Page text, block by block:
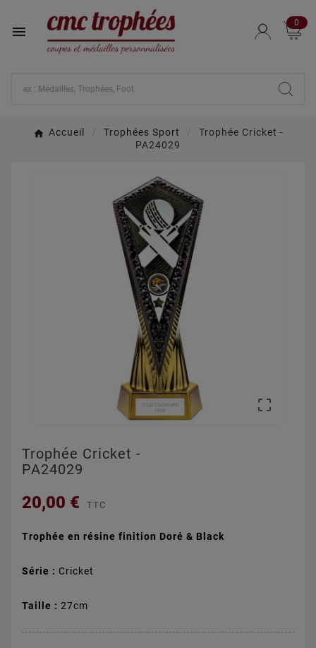

0
Accueil Trophées Sport
Trophée Cricket -
PA24029

Trophée Cricket -
PA24029
20,00 € TTC
Trophée en résine finition Doré & Black
Série : Cricket
Taille : 27cm